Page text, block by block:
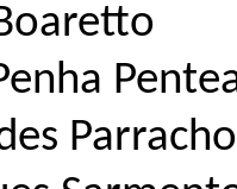
Parracho